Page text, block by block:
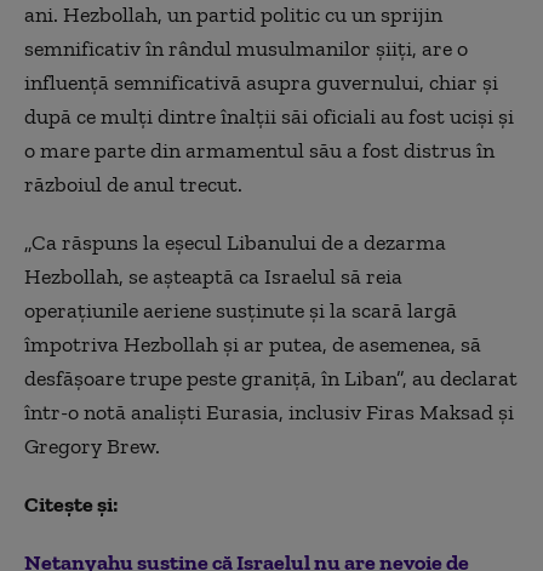
ani. Hezbollah, un partid politic cu un sprijin
semnificativ în rândul musulmanilor șiiți, are o
influență semnificativă asupra guvernului, chiar și
după ce mulți dintre înalții săi oficiali au fost uciși și
o mare parte din armamentul său a fost distrus în
războiul de anul trecut.
„Ca răspuns la eșecul Libanului de a dezarma
Hezbollah, se așteaptă ca Israelul să reia
operațiunile aeriene susținute și la scară largă
împotriva Hezbollah și ar putea, de asemenea, să
desfășoare trupe peste graniță, în Liban”, au declarat
într-o notă analiști Eurasia, inclusiv Firas Maksad și
Gregory Brew.
Citește și:
Netanyahu susține că Israelul nu are nevoie de